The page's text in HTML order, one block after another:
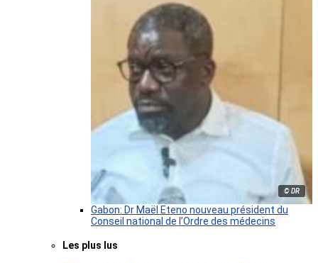
© DR
Gabon: Dr Maël Eteno nouveau président du
Conseil national de l’Ordre des médecins
Les plus lus